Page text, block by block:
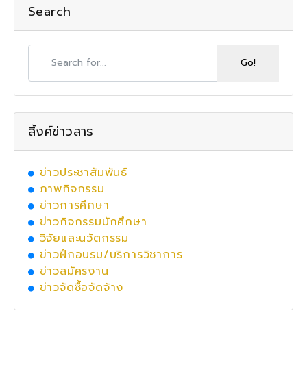
Search
ลิ้งค์ข่าวสาร
ข่าวประชาสัมพันธ์
ภาพกิจกรรม
ข่าวการศึกษา
ข่าวกิจกรรมนักศึกษา
วิจัยและนวัตกรรม
ข่าวฝึกอบรม/บริการวิชาการ
ข่าวสมัครงาน
ข่าวจัดซื้อจัดจ้าง